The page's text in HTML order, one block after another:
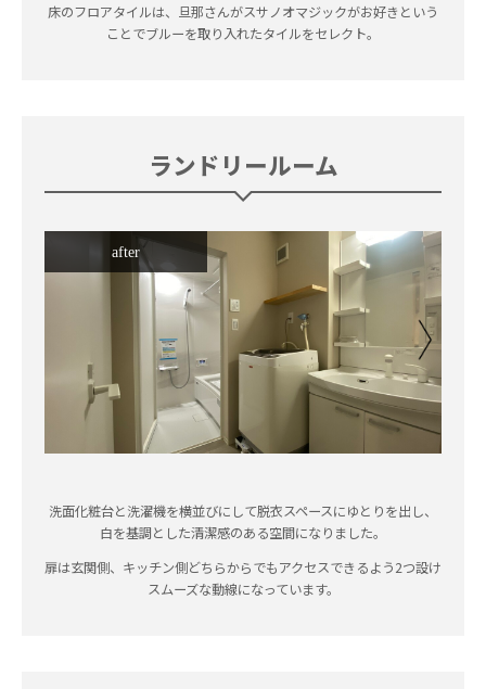
床のフロアタイルは、旦那さんがスサノオマジックがお好きという
ことでブルーを取り入れたタイルをセレクト。
ランドリールーム
after
洗面化粧台と洗濯機を横並びにして脱衣スペースにゆとりを出し、
白を基調とした清潔感のある空間になりました。
扉は玄関側、キッチン側どちらからでもアクセスできるよう2つ設け
スムーズな動線になっています。